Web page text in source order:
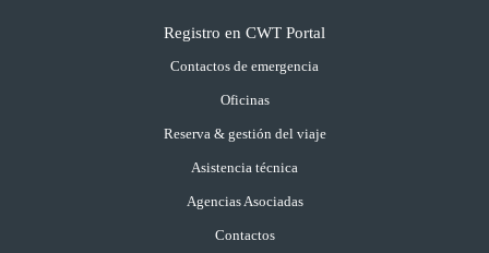
Registro en CWT Portal
Contactos de emergencia
Oficinas
Reserva & gestión del viaje
Asistencia técnica
Agencias Asociadas
Contactos